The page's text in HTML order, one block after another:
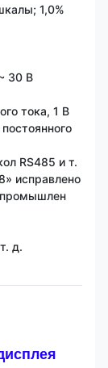
1,0%
30 В
тока, 1 В
RS485 и т.
исправлено
д.